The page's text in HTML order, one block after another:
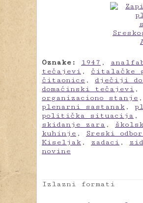
Oznake: 1947 ,
tečajevi , čitalačke
čitaonice , dječiji
domaćinski tečajevi ,
organizaciono stanje ,
plenarni sastanak ,
politička situacija ,
skidanje zara ,
kuhinje ,
Sreski odbor
Kiseljak , zadaci ,
novine
Izlazni formati